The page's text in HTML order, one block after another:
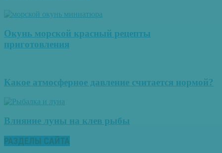
Окунь морской красный рецепты
приготовления
Какое атмосферное давление считается нормой?
Влияние луны на клев рыбы
РАЗДЕЛЫ САЙТА